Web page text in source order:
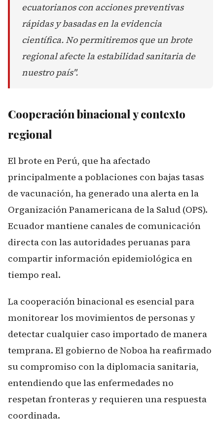
ecuatorianos con acciones preventivas
rápidas y basadas en la evidencia
científica. No permitiremos que un brote
regional afecte la estabilidad sanitaria de
nuestro país".
Cooperación binacional y contexto
regional
El brote en Perú, que ha afectado
principalmente a poblaciones con bajas tasas
de vacunación, ha generado una alerta en la
Organización Panamericana de la Salud (OPS).
Ecuador mantiene canales de comunicación
directa con las autoridades peruanas para
compartir información epidemiológica en
tiempo real.
La cooperación binacional es esencial para
monitorear los movimientos de personas y
detectar cualquier caso importado de manera
temprana. El gobierno de Noboa ha reafirmado
su compromiso con la diplomacia sanitaria,
entendiendo que las enfermedades no
respetan fronteras y requieren una respuesta
coordinada.